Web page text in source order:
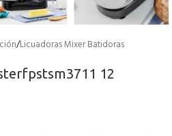
/Licuadoras Mixer Batidoras
12